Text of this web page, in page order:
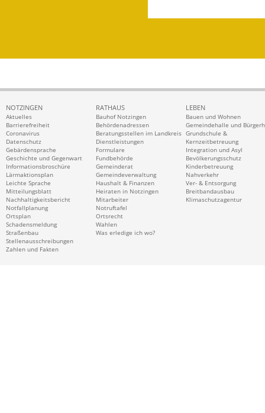
NOTZINGEN
Aktuelles
Barrierefreiheit
Coronavirus
Datenschutz
Gebärdensprache
Geschichte und Gegenwart
Informationsbroschüre
Lärmaktionsplan
Leichte Sprache
Mitteilungsblatt
Nachhaltigkeitsbericht
Notfallplanung
Ortsplan
Schadensmeldung
Straßenbau
Stellenausschreibungen
Zahlen und Fakten
RATHAUS
Bauhof Notzingen
Behördenadressen
Beratungsstellen im Landkreis
Dienstleistungen
Formulare
Fundbehörde
Gemeinderat
Gemeindeverwaltung
Haushalt & Finanzen
Heiraten in Notzingen
Mitarbeiter
Notruftafel
Ortsrecht
Wahlen
Was erledige ich wo?
LEBEN
Bauen und Wohnen
Gemeindehalle und
Grundschule &
Kernzeitbetreuung
Integration und Asyl
Bevölkerungsschutz
Kinderbetreuung
Nahverkehr
Ver- & Entsorgung
Breitbandausbau
Klimaschutzagentur